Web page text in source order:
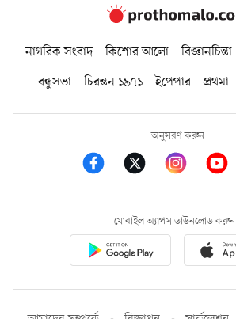
নাগরিক সংবাদ কিশোর আলো বিজ্ঞানচিন্তা
বন্ধুসভা
চিরন্তন ১৯৭১ ইপেপার প্রথমা
অনুসরণ করুন
মোবাইল অ্যাপস ডাউনলোড করুন